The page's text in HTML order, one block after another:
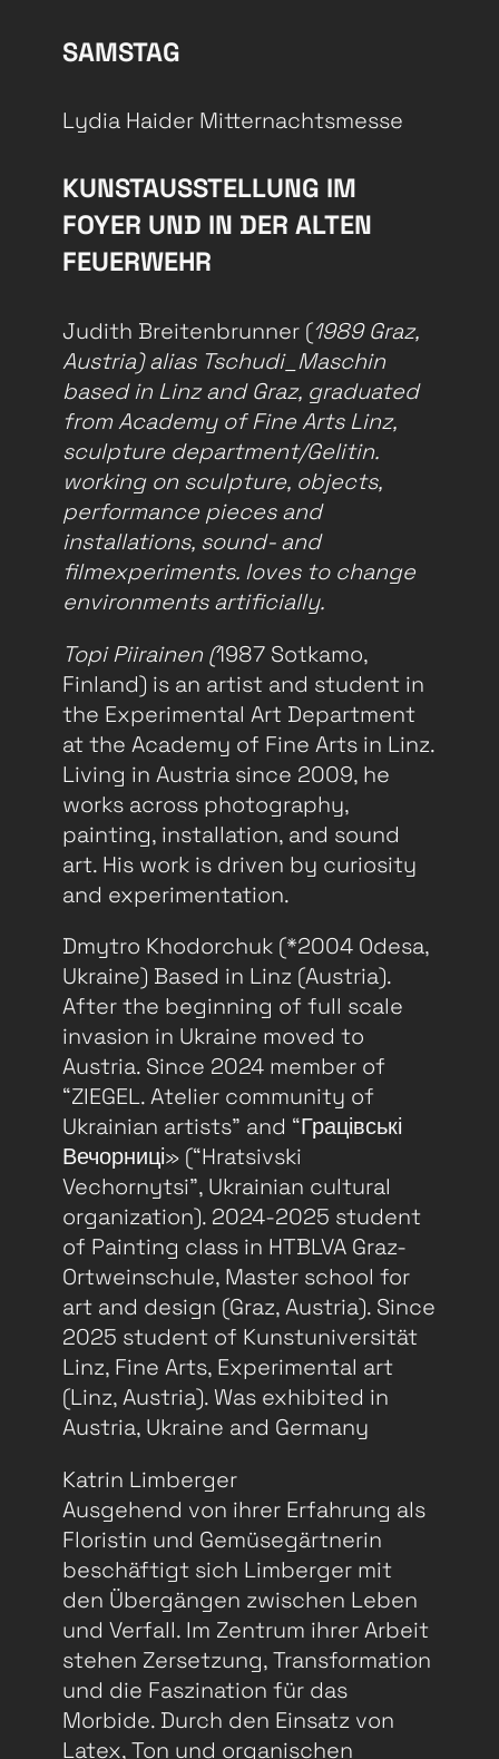
SAMSTAG
Lydia Haider Mitternachtsmesse
KUNSTAUSSTELLUNG IM
FOYER UND IN DER ALTEN
FEUERWEHR
Judith Breitenbrunner (1989 Graz,
Austria) alias Tschudi_Maschin
based in Linz and Graz, graduated
from Academy of Fine Arts Linz,
sculpture department/Gelitin.
working on sculpture, objects,
performance pieces and
installations, sound- and
filmexperiments. loves to change
environments artificially.
Topi Piirainen (1987 Sotkamo,
Finland) is an artist and student in
the Experimental Art Department
at the Academy of Fine Arts in Linz.
Living in Austria since 2009, he
works across photography,
painting, installation, and sound
art. His work is driven by curiosity
and experimentation.
Dmytro Khodorchuk (*2004 Odesa,
Ukraine) Based in Linz (Austria).
After the beginning of full scale
invasion in Ukraine moved to
Austria. Since 2024 member of
“ZIEGEL. Atelier community of
Ukrainian artists” and “Грацівські
Вечорниці» (“Hratsivski
Vechornytsi”, Ukrainian cultural
organization). 2024-2025 student
of Painting class in HTBLVA Graz-
Ortweinschule, Master school for
art and design (Graz, Austria). Since
2025 student of Kunstuniversität
Linz, Fine Arts, Experimental art
(Linz, Austria). Was exhibited in
Austria, Ukraine and Germany
Katrin Limberger
Ausgehend von ihrer Erfahrung als
Floristin und Gemüsegärtnerin
beschäftigt sich Limberger mit
den Übergängen zwischen Leben
und Verfall. Im Zentrum ihrer Arbeit
stehen Zersetzung, Transformation
und die Faszination für das
Morbide. Durch den Einsatz von
Latex, Ton und organischen